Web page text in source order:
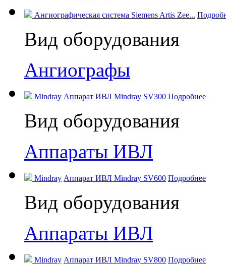
Ангиографическая система Siemens Artis Zee...
Вид оборудования
Ангиографы
Mindray Аппарат ИВЛ Mindray SV300 Подробнее
Вид оборудования
Аппараты ИВЛ
Mindray Аппарат ИВЛ Mindray SV600 Подробнее
Вид оборудования
Аппараты ИВЛ
Mindray Аппарат ИВЛ Mindray SV800 Подробнее